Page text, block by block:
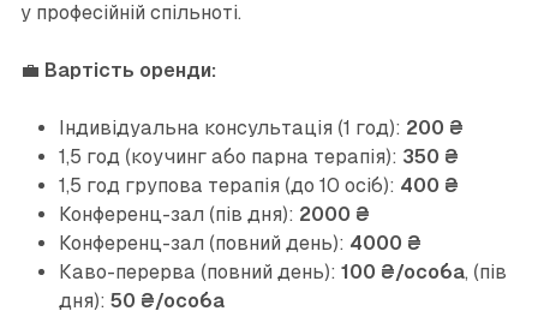
у професійній спільноті.
💼 Вартість оренди:
Індивідуальна консультація (1 год): 200 ₴
1,5 год (коучинг або парна терапія): 350 ₴
1,5 год групова терапія (до 10 осіб): 400 ₴
Конференц-зал (пів дня): 2000 ₴
Конференц-зал (повний день): 4000 ₴
Каво-перерва (повний день): 100 ₴/особа, (пів
дня): 50 ₴/особа